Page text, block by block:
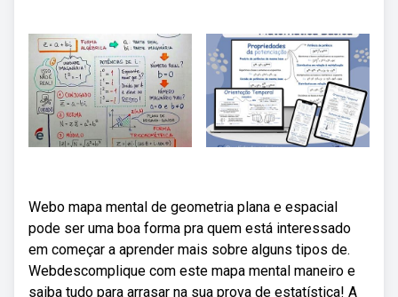
Webo mapa mental de geometria plana e espacial
pode ser uma boa forma pra quem está interessado
em começar a aprender mais sobre alguns tipos de.
Webdescomplique com este mapa mental maneiro e
saiba tudo para arrasar na sua prova de estatística! A